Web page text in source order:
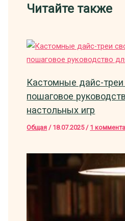
Читайте также
Кастомные дайс-
пошаговое
настольных игр
Общая / 18.07.2025/ 1